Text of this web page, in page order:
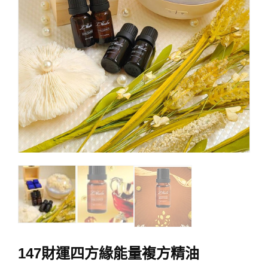
147財運四方緣能量複方精油